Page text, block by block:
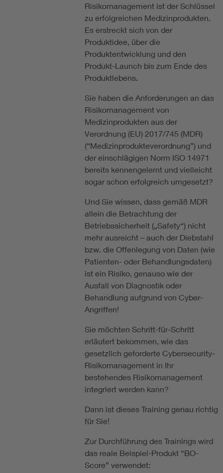
Risikomanagement ist der Schlüssel
zu erfolgreichen Medizinprodukten.
Es erstreckt sich von der
Produktidee, über die
Produktentwicklung und den
Produkt-Launch bis zum Ende des
Produktlebens.
Sie haben die Anforderungen an das
Risikomanagement von
Medizinprodukten aus der
Verordnung (EU) 2017/745 (MDR)
(“Medizinprodukteverordnung”) und
der einschlägigen Norm ISO 14971
bereits kennengelernt und vielleicht
sogar schon erfolgreich umgesetzt?
Und Sie wissen, dass gemäß MDR
allein die Betrachtung der
Betriebssicherheit („Safety“) nicht
mehr ausreicht – auch der Diebstahl
bzw. die Offenlegung von Daten (wie
Patienten- oder Behandlungsdaten)
ist ein Risiko, genauso wie der
Ausfall von Diagnostik oder
Behandlung aufgrund von Cyber-
Angriffen!
Sie möchten Schritt-für-Schritt
erläutert bekommen, wie das
gesetzlich geforderte Cybersecurity-
Risikomanagement in Ihr
bestehendes Risikomanagement
integriert werden kann?
Dann ist dieses Training genau richtig
für Sie!
Zur Durchführung des Trainings wird
das reale Beispiel-Produkt “BO-
Score” verwendet: